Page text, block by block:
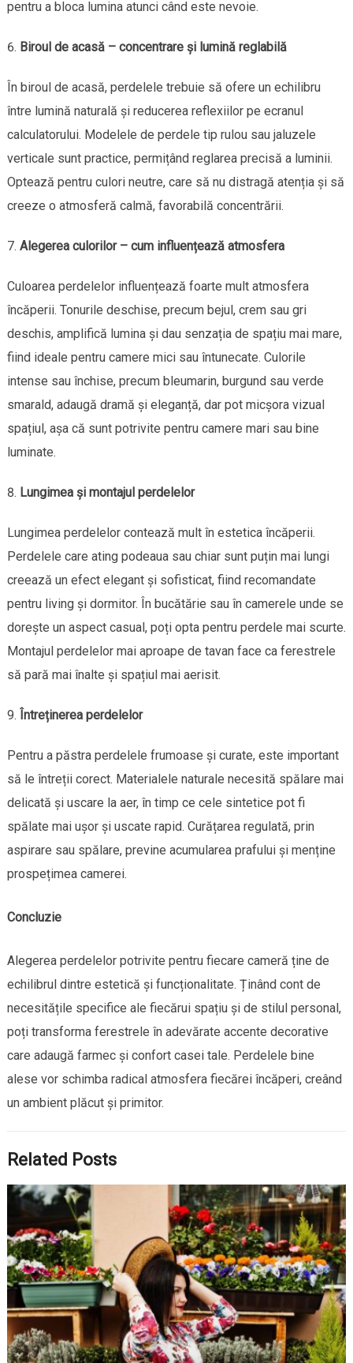
pentru a bloca lumina atunci când este nevoie.
Biroul de acasă – concentrare și lumină reglabilă
În biroul de acasă, perdelele trebuie să ofere un echilibru
între lumină naturală și reducerea reflexiilor pe ecranul
calculatorului. Modelele de perdele tip rulou sau jaluzele
verticale sunt practice, permițând reglarea precisă a luminii.
Optează pentru culori neutre, care să nu distragă atenția și să
creeze o atmosferă calmă, favorabilă concentrării.
Alegerea culorilor – cum influențează atmosfera
Culoarea perdelelor influențează foarte mult atmosfera
încăperii. Tonurile deschise, precum bejul, crem sau gri
deschis, amplifică lumina și dau senzația de spațiu mai mare,
fiind ideale pentru camere mici sau întunecate. Culorile
intense sau închise, precum bleumarin, burgund sau verde
smarald, adaugă dramă și eleganță, dar pot micșora vizual
spațiul, așa că sunt potrivite pentru camere mari sau bine
luminate.
Lungimea și montajul perdelelor
Lungimea perdelelor contează mult în estetica încăperii.
Perdelele care ating podeaua sau chiar sunt puțin mai lungi
creează un efect elegant și sofisticat, fiind recomandate
pentru living și dormitor. În bucătărie sau în camerele unde se
dorește un aspect casual, poți opta pentru perdele mai scurte.
Montajul perdelelor mai aproape de tavan face ca ferestrele
să pară mai înalte și spațiul mai aerisit.
Întreținerea perdelelor
Pentru a păstra perdelele frumoase și curate, este important
să le întreții corect. Materialele naturale necesită spălare mai
delicată și uscare la aer, în timp ce cele sintetice pot fi
spălate mai ușor și uscate rapid. Curățarea regulată, prin
aspirare sau spălare, previne acumularea prafului și menține
prospețimea camerei.
Concluzie
Alegerea perdelelor potrivite pentru fiecare cameră ține de
echilibrul dintre estetică și funcționalitate. Ținând cont de
necesitățile specifice ale fiecărui spațiu și de stilul personal,
poți transforma ferestrele în adevărate accente decorative
care adaugă farmec și confort casei tale. Perdelele bine
alese vor schimba radical atmosfera fiecărei încăperi, creând
un ambient plăcut și primitor.
Related Posts